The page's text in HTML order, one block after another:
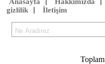
gizlilik| İletişim
Toplam